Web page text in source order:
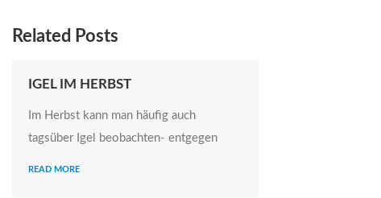
Related Posts
IGEL IM HERBST
Im Herbst kann man häufig auch
tagsüber Igel beobachten- entgegen
READ MORE